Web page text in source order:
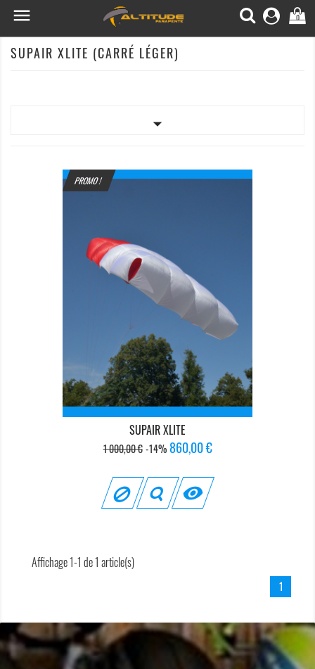
 0
SUPAIR XLITE (CARRÉ LÉGER)

PROMO !
SUPAIR XLITE
Prix
base
1 000,00 € -14% Prix
860,00 €

Affichage 1-1 de 1 article(s)
1